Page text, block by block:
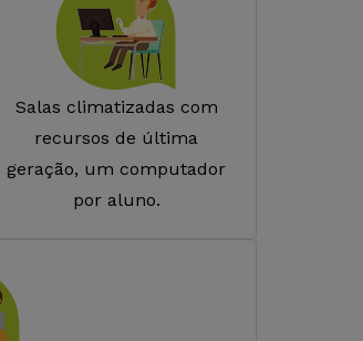
Salas climatizadas com
recursos de última
geração, um computador
por aluno.